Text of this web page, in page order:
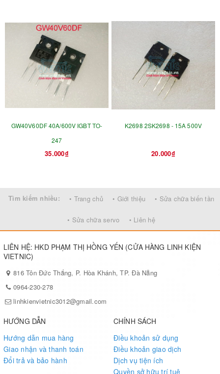
GW40V60DF 40A/600V IGBT TO-
247
35.000₫
K2698 2SK2698 - 15A 500V
20.000₫
Tìm kiếm nhiều: • Trang chủ • Giới thiệu • Sửa chữa biến tần
• Sửa chữa servo • Liên hệ
LIÊN HỆ: HKD PHẠM THỊ HỒNG YẾN (CỬA HÀNG LINH KIỆN
VIETNIC)
816 Tôn Đức Thắng, P. Hòa Khánh, TP. Đà Nẵng
0964-230-278
linhkienvietnic3012@gmail.com
HƯỚNG DẪN
Hướng dẫn mua hàng
Giao nhận và thanh toán
Đổi trả và bảo hành
CHÍNH SÁCH
Điều khoản sử dụng
Điều khoản giao dịch
Dịch vụ tiện ích
Quyền sở hữu trí tuệ